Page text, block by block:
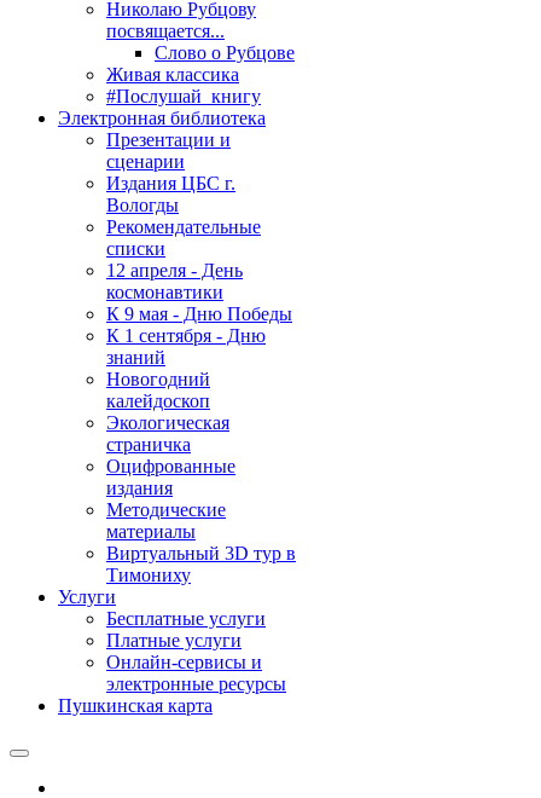
Николаю Рубцову
посвящается...
Слово о Рубцове
Живая классика
#Послушай_книгу
Электронная библиотека
Презентации и
сценарии
Издания ЦБС г.
Вологды
Рекомендательные
списки
12 апреля - День
космонавтики
К 9 мая - Дню Победы
К 1 сентября - Дню
знаний
Новогодний
калейдоскоп
Экологическая
страничка
Оцифрованные
издания
Методические
материалы
Виртуальный 3D тур в
Тимониху
Услуги
Бесплатные услуги
Платные услуги
Онлайн-сервисы и
электронные ресурсы
Пушкинская карта